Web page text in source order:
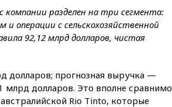
«Интервидение» точно
пройдет в 2026 году
вчера, 20:45ПВО за день
вчера, 20:35Велосипедист
погиб при атаке FPV-дрона в
Белгородской области
компании разделен на три сегмента:
операции с сельскохозяйственной
92,12 млрд долларов, чистая
долларов; прогнозная выручка —
долларов. Это вполне сравнимо
Rio Tinto, которые